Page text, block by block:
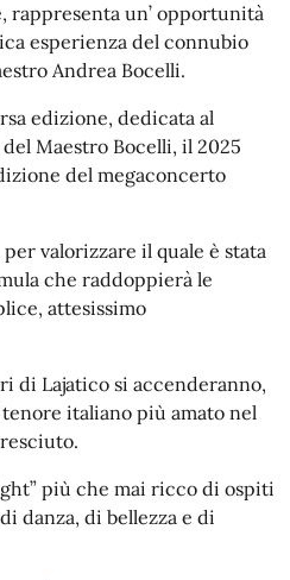
rappresenta un’ opportunità
esperienza del connubio
Andrea Bocelli.
edizione, dedicata al
Maestro Bocelli, il 2025
del megaconcerto
valorizzare il quale è stata
che raddoppierà le
attesissimo
di Lajatico si accenderanno,
italiano più amato nel
più che mai ricco di ospiti
danza, di bellezza e di